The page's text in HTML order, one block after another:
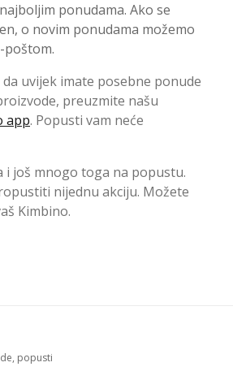
ponudama. Ako se
o novim ponudama možemo
poštom.
uvijek imate posebne ponude
preuzmite našu
app. Popusti vam neće
i još mnogo toga na popustu.
nijednu akciju. Možete
Kimbino.
popusti